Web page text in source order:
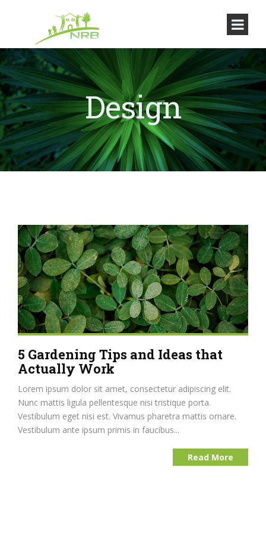
Design
5 Gardening Tips and Ideas that
Actually Work
Lorem ipsum dolor sit amet, consectetur adipiscing elit.
Nunc mattis ligula pellentesque nisi tristique porta.
Vestibulum eget nisi est. Vivamus pharetra mattis ornare.
Vestibulum ante ipsum primis in faucibus...
Read More